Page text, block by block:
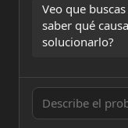
Veo que
saber qué
solucionarlo?